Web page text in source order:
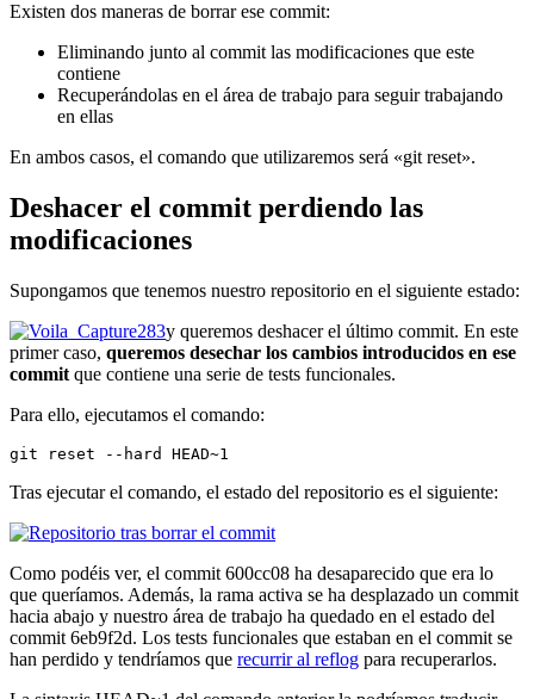
Existen dos maneras de borrar ese commit:
Eliminando junto al commit las modificaciones que este
contiene
Recuperándolas en el área de trabajo para seguir trabajando
en ellas
En ambos casos, el comando que utilizaremos será «git reset».
Deshacer el commit perdiendo las
modificaciones
Supongamos que tenemos nuestro repositorio en el siguiente estado:
y queremos deshacer el último commit. En este
primer caso, queremos desechar los cambios introducidos en ese
commit que contiene una serie de tests funcionales.
Para ello, ejecutamos el comando:
git reset --hard HEAD~1
Tras ejecutar el comando, el estado del repositorio es el siguiente:
Como podéis ver, el commit 600cc08 ha desaparecido que era lo
que queríamos. Además, la rama activa se ha desplazado un commit
hacia abajo y nuestro área de trabajo ha quedado en el estado del
commit 6eb9f2d. Los tests funcionales que estaban en el commit se
han perdido y tendríamos que recurrir al reflog para recuperarlos.